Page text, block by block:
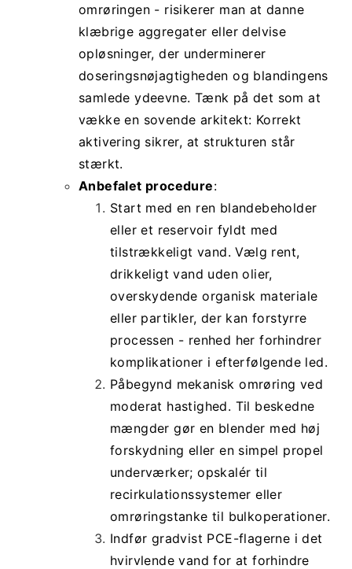
omrøringen - risikerer man at danne
klæbrige aggregater eller delvise
opløsninger, der underminerer
doseringsnøjagtigheden og blandingens
samlede ydeevne. Tænk på det som at
vække en sovende arkitekt: Korrekt
aktivering sikrer, at strukturen står
stærkt.
Anbefalet procedure:
Start med en ren blandebeholder
eller et reservoir fyldt med
tilstrækkeligt vand. Vælg rent,
drikkeligt vand uden olier,
overskydende organisk materiale
eller partikler, der kan forstyrre
processen - renhed her forhindrer
komplikationer i efterfølgende led.
Påbegynd mekanisk omrøring ved
moderat hastighed. Til beskedne
mængder gør en blender med høj
forskydning eller en simpel propel
underværker; opskalér til
recirkulationssystemer eller
omrøringstanke til bulkoperationer.
Indfør gradvist PCE-flagerne i det
hvirvlende vand for at forhindre